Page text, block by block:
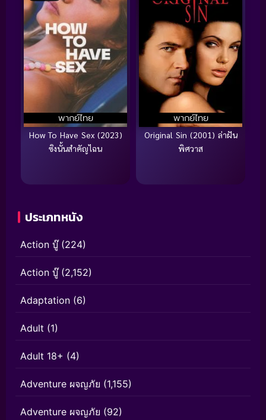
พากย์ไทย
How To Have Sex (2023)
ซิงนั้นสำคัญไฉน
พากย์ไทย
Original Sin (2001) ล่าฝัน
พิศวาส
ประเภทหนัง
Action บู๊(224)
Action บู๊(2,152)
Adaptation (6)
Adult (1)
Adult 18+ (4)
Adventure ผจญภัย (1,155)
Adventure ผจญภัย (92)